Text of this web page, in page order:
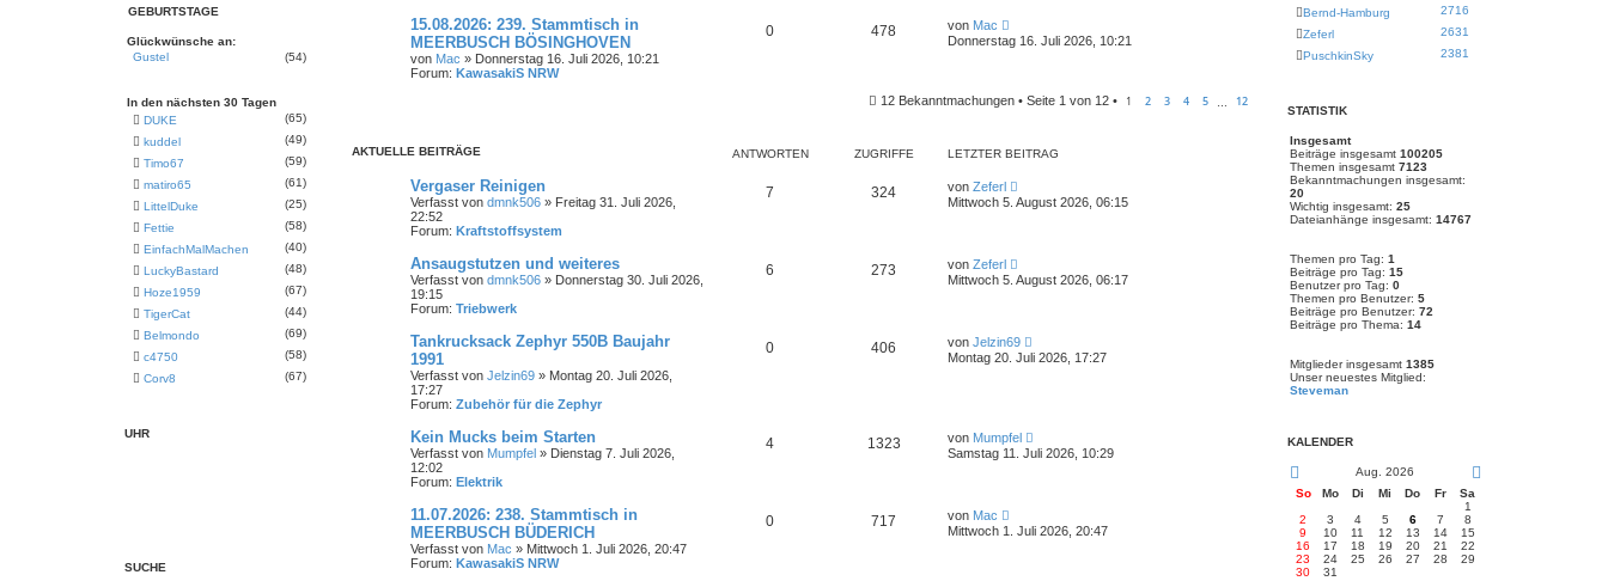
15.08.2026: 239. Stammtisch in
MEERBUSCH BÖSINGHOVEN
von Mac » Donnerstag 16. Juli 2026, 10:21
Forum: KawasakiS NRW
0 478 von Mac
N
e
u
e
e
t
r
a
Donnerstag 16. Juli 2026, 10:21
12 Bekanntmachungen • Seite 1 von 12 • 1 2 3 4 5 12
AKTUELLE BEITRÄGE ANTWORTEN ZUGRIFFE LETZTER BEITRAG
Vergaser Reinigen
Verfasst von dmnk506 » Freitag 31. Juli 2026,
22:52
Forum: Kraftstoffsystem
7 324 von Zeferl
N
e
u
e
r
t
r
Mittwoch 5. August 2026, 06:15
Ansaugstutzen und weiteres
Verfasst von dmnk506 » Donnerstag 30. Juli 2026,
19:15
Forum: Triebwerk
6 273 von Zeferl
N
e
u
e
r
r
a
g
Mittwoch 5. August 2026, 06:17
Tankrucksack Zephyr 550B Baujahr
1991
Verfasst von Jelzin69 » Montag 20. Juli 2026,
17:27
Forum: Zubehör für die Zephyr
0 406 von Jelzin69
N
e
u
r
B
a
g
Montag 20. Juli 2026, 17:27
Kein Mucks beim Starten
Verfasst von Mumpfel » Dienstag 7. Juli 2026,
12:02
Forum: Elektrik
4 1323 von Mumpfel
N
e
u
r
Samstag 11. Juli 2026, 10:29
11.07.2026: 238. Stammtisch in
MEERBUSCH BÜDERICH
Verfasst von Mac » Mittwoch 1. Juli 2026, 20:47
Forum: KawasakiS NRW
0 717 von Mac
N
u
Mittwoch 1. Juli 2026, 20:47
GEBURTSTAGE
Glückwünsche an:
Gustel
(54)
In den nächsten 30 Tagen
DUKE
(65)
kuddel
(49)
Timo67
(59)
matiro65
(61)
LittelDuke
(25)
Fettie
(58)
EinfachMalMachen
(40)
LuckyBastard
(48)
Hoze1959
(67)
TigerCat
(44)
Belmondo
(69)
c4750
(58)
Corv8
(67)
UHR
SUCHE
Bernd-Hamburg
2716
Zeferl
2631
PuschkinSky
2381
STATISTIK
Insgesamt
Beiträge insgesamt 100205
Themen insgesamt 7123
Bekanntmachungen insgesamt:
20
Wichtig insgesamt: 25
Dateianhänge insgesamt: 14767
Themen pro Tag: 1
Beiträge pro Tag: 15
Benutzer pro Tag: 0
Themen pro Benutzer: 5
Beiträge pro Benutzer: 72
Beiträge pro Thema: 14
Mitglieder insgesamt 1385
Unser neuestes Mitglied:
Steveman
KALENDER
Aug. 2026
So
Mo Di Mi Do Fr
Sa
1
2
3 4 5 6 7
8
9
10 11 12 13 14
15
16
17 18 19 20 21
22
23
24 25 26 27 28
29
30
31